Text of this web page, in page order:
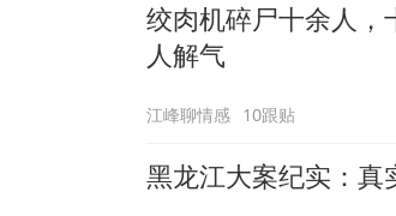
绞肉机碎尸十余人，
人解气
江峰聊情感 10跟贴
黑龙江大案纪实：真